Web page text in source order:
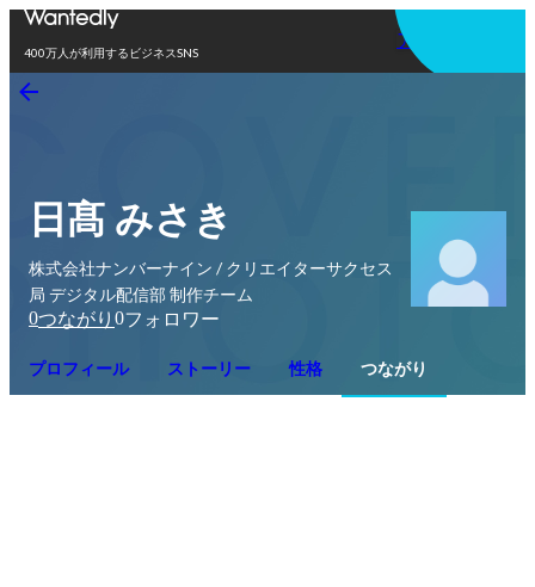
400万人が利用するビジネスSNS
アプリを使う
日髙 みさき
株式会社ナンバーナイン / クリエイターサクセス
局 デジタル配信部 制作チーム
0つながり 0フォロワー
プロフィール ストーリー 性格 つながり